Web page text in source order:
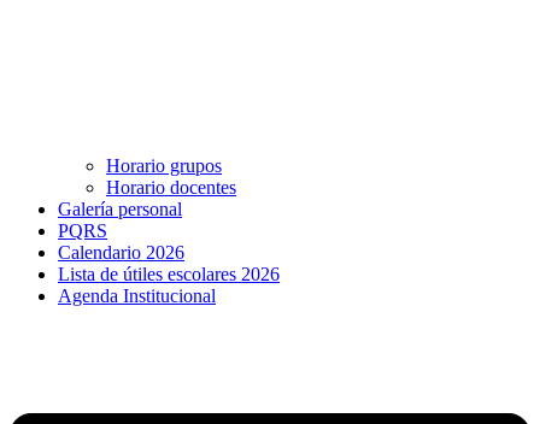
Horario grupos
Horario docentes
Galería personal
PQRS
Calendario 2026
Lista de útiles escolares 2026
Agenda Institucional